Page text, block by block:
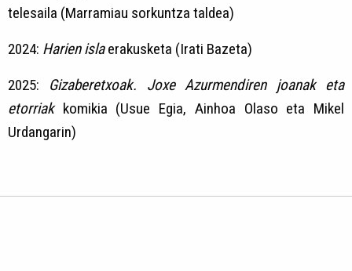
telesaila (Marramiau sorkuntza taldea)
2024: Harien islaerakusketa (Irati Bazeta)
2025: Gizaberetxoak. Joxe Azurmendiren joanak eta
etorriakkomikia (Usue Egia, Ainhoa Olaso eta Mikel
Urdangarin)